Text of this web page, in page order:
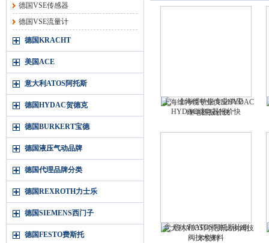
德国VSE传感器
德国VSE流量计
德国KRACHT
美国ACE
意大利ATOS阿托斯
德国HYDAC贺德克
德国BURKERT宝德
德国液压气动品牌
德国代理品牌分类
德国REXROTH力士乐
德国SIEMENS西门子
德国FESTO费斯托
上海维特锐专业供应HYDAC
继电器报价快
意大利ATOS阿托斯比例阀技
术资料